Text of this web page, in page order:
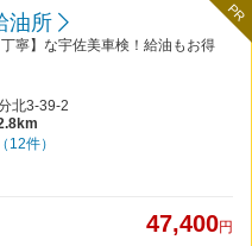
PR
油所
寧】な宇佐美車検！給油もお得
北3-39-2
（12件）
47,400円